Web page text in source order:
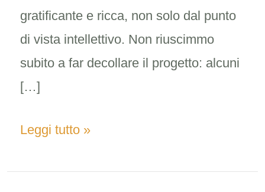
gratificante e ricca, non solo dal punto
di vista intellettivo. Non riuscimmo
subito a far decollare il progetto: alcuni
[…]
Leggi tutto »